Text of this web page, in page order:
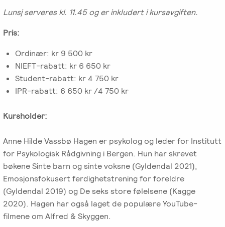
EFT-
Videreutdanning
i
parterapi
foreldrekurs
Ofte
stilte
spørsmål
om
kurs
og
utdanning
Lunsj serveres kl. 11.45 og er inkludert i kursavgiften.
Pris:
Ordinær: kr 9 500 kr
NIEFT-rabatt: kr 6 650 kr
Student-rabatt: kr 4 750 kr
IPR-rabatt: 6 650 kr /4 750 kr
Kursholder:
Anne Hilde Vassbø Hagen er psykolog og leder for Institutt
for Psykologisk Rådgivning i Bergen. Hun har skrevet
bøkene Sinte barn og sinte voksne (Gyldendal 2021),
Emosjonsfokusert ferdighetstrening for foreldre
(Gyldendal 2019) og De seks store følelsene (Kagge
2020). Hagen har også laget de populære YouTube-
filmene om Alfred & Skyggen.